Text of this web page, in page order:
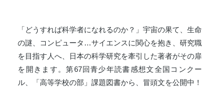
「どうすれば科学者になれるのか？」宇宙の果て、生命
の謎、コンピュータ…サイエンスに関心を抱き、研究職
を目指す人へ、日本の科学研究を牽引した著者がその扉
を開きます。第67回青少年読書感想文全国コンクー
ル、「高等学校の部」課題図書から、冒頭文を公開中！